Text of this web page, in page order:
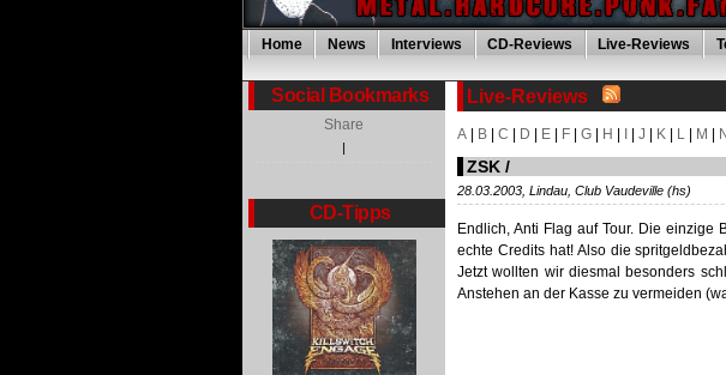
Home News Interviews CD-Reviews Live-Reviews
Social Bookmarks
Share
|
CD-Tipps
Live-Reviews
A B |C D E F |G H |J K L M N
ZSK /
28.03.2003, Lindau, Club Vaudeville (hs)
Endlich, Anti Flag auf Tour. Die einzige
echte Credits hat! Also die
Jetzt wollten wir diesmal besonders
Anstehen an der Kasse zu vermeiden